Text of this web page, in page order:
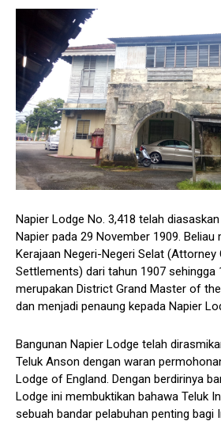
Napier Lodge No. 3,418 telah
Napier pada 29 November 1909. Beliau
Kerajaan Negeri-Negeri Selat
Settlements) dari tahun 1907 sehingga
merupakan District Grand Master of
dan menjadi penaung kepada Napier
Bangunan Napier Lodge telah
Teluk Anson dengan waran
Lodge of England. Dengan berdirinya
Lodge ini membuktikan bahawa Teluk
sebuah bandar pelabuhan penting bagi